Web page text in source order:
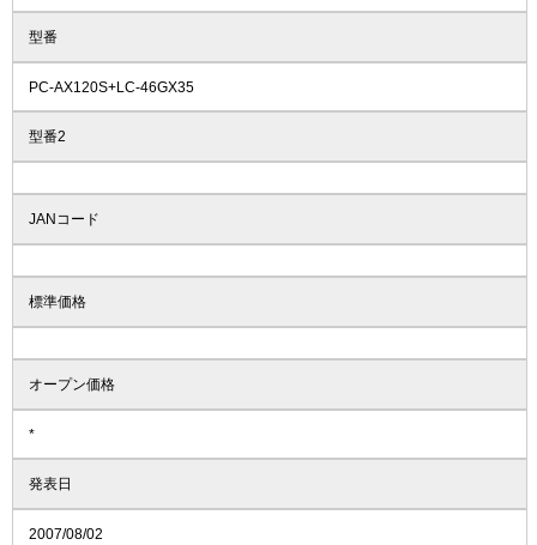
型番
PC-AX120S+LC-46GX35
型番2
JANコード
標準価格
オープン価格
*
発表日
2007/08/02